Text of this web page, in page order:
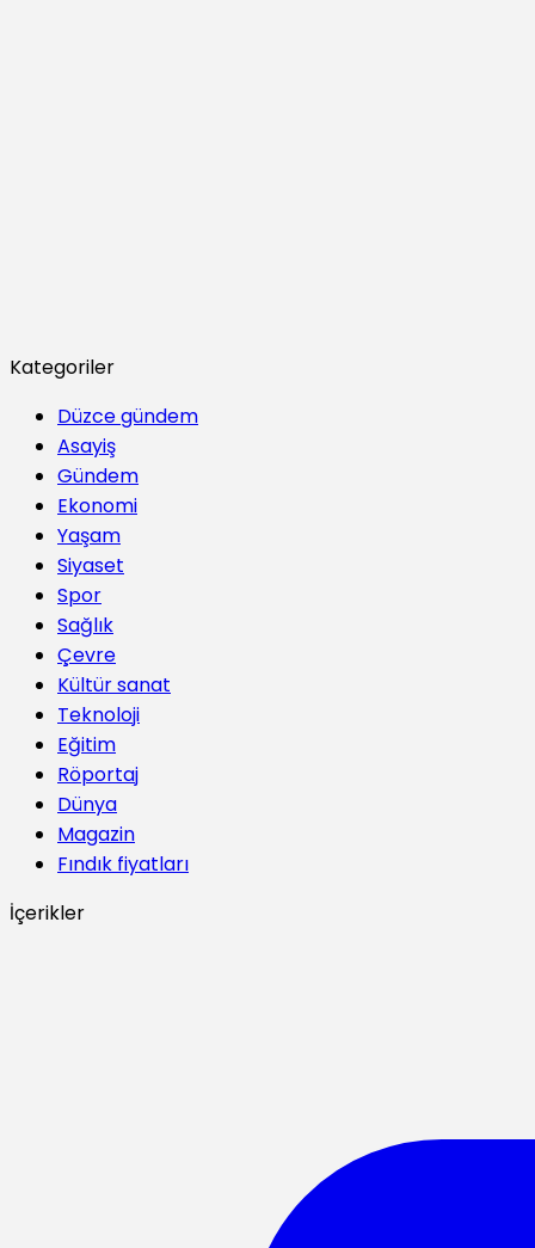
Kategoriler
Düzce gündem
Asayiş
Gündem
Ekonomi
Yaşam
Siyaset
Spor
Sağlık
Çevre
Kültür sanat
Teknoloji
Eğitim
Röportaj
Dünya
Magazin
Fındık fiyatları
İçerikler